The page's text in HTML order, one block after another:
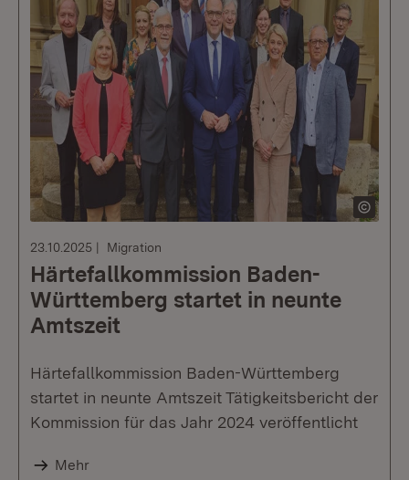
23.10.2025 Migration
Härtefallkommission Baden-
Württemberg startet in neunte
Amtszeit
Härtefallkommission Baden-Württemberg
startet in neunte Amtszeit Tätigkeitsbericht der
Kommission für das Jahr 2024 veröffentlicht
Mehr